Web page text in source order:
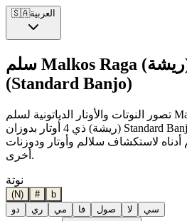
🇸🇦العربية
سلم Malkos Raga دو لـ بانجو (ريشة)
(Standard Banjo)
تصور النوتات والأوتار الدياتونية لسلم Malkos Raga دو على بانجو
(ريشة) ذي 4 أوتار بدوزان Standard Banjo (دو صول سي ري).
لاستكشاف سلالم وأوتار ودوزنات
أخرى.
نوتة
(N) #
b
دو
ري مي فا صول لا سي